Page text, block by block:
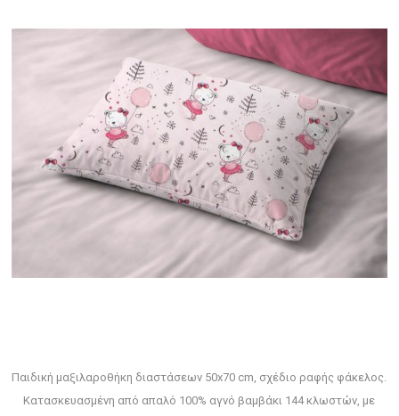
Παιδική μαξιλαροθήκη διαστάσεων 50x70 cm, σχέδιο ραφής φάκελος.
Κατασκευασμένη από απαλό 100% αγνό βαμβάκι 144 κλωστών, με